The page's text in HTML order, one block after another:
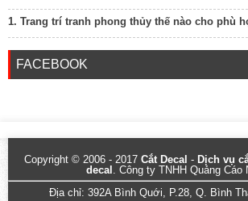
1. Trang trí tranh phong thủy thế nào cho phù
FACEBOOK
Copyright © 2006 - 2017 Cắt Decal - Dịch vụ
decal . Công ty TNHH Quảng Cáo
Địa chỉ: 392A Bình Quới, P.28, Q. Bình